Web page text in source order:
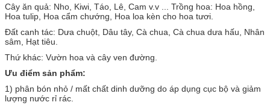
Cây ăn quả: Nho, Kiwi, Táo, Lê, Cam v.v ... Trồng hoa: Hoa hồng,
Hoa tulip, Hoa cẩm chướng, Hoa loa kèn cho hoa tươi.
Đất canh tác: Dưa chuột, Dâu tây, Cà chua, Cà chua dưa hấu, Nhân
sâm, Hạt tiêu.
Thứ khác: Vườn hoa và cây ven đường.
Ưu điểm sản phẩm:
1) phân bón nhỏ / mất chất dinh dưỡng do áp dụng cục bộ và giảm
lượng nước rỉ rác.